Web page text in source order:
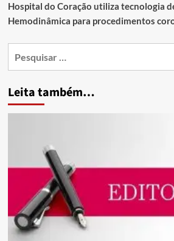
Hospital do Coração utiliza tecnologia
Hemodinâmica para procedimentos
Leita também…